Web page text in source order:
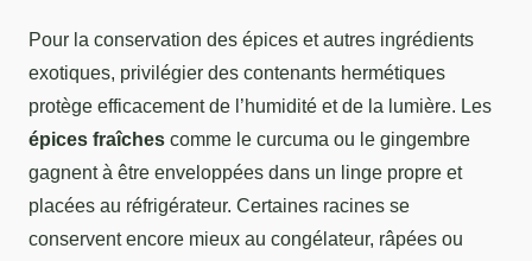
Pour la conservation des épices et autres ingrédients
exotiques, privilégier des contenants hermétiques
protège efficacement de l’humidité et de la lumière. Les
épices fraîches comme le curcuma ou le gingembre
gagnent à être enveloppées dans un linge propre et
placées au réfrigérateur. Certaines racines se
conservent encore mieux au congélateur, râpées ou